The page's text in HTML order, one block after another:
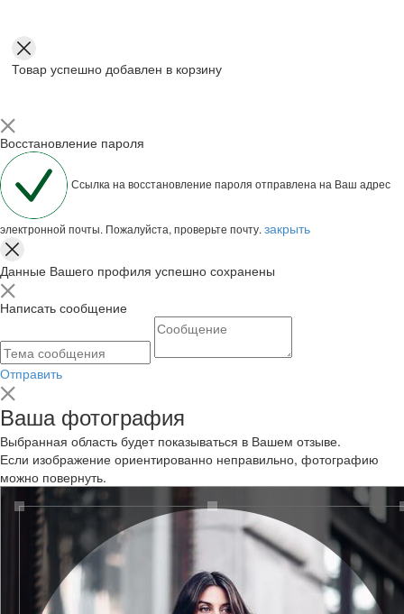
Товар успешно добавлен в корзину
Восстановление пароля
Ссылка на восстановление пароля отправлена на Ваш адрес
электронной почты. Пожалуйста, проверьте почту. закрыть
Данные Вашего профиля успешно сохранены
Написать сообщение
Отправить
Ваша фотография
Выбранная область будет показываться в Вашем отзыве.
Если изображение ориентированно неправильно, фотографию
можно повернуть.